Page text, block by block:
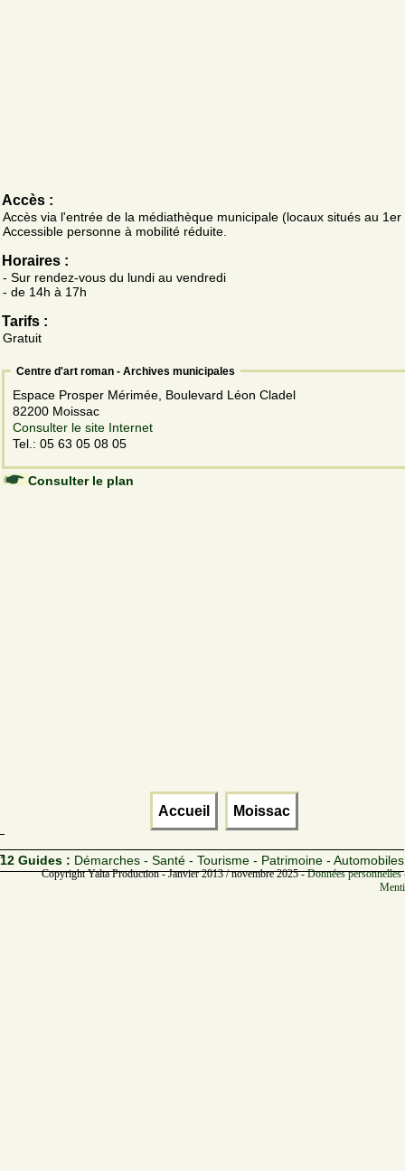
Accès :
Accès via l'entrée de la médiathèque municipale (locaux situés au 1er
Accessible personne à mobilité réduite.
Horaires :
- Sur rendez-vous du lundi au vendredi
- de 14h à 17h
Tarifs :
Gratuit
Centre d'art roman - Archives municipales
Espace Prosper Mérimée, Boulevard Léon Cladel
82200 Moissac
Consulter le site Internet
Tel.: 05 63 05 08 05
Consulter le plan
Accueil Moissac
12 Guides : Démarches - Santé - Tourisme - Patrimoine - Automobiles
Copyright Yalta Production - Janvier 2013 / novembre 2025 -Données